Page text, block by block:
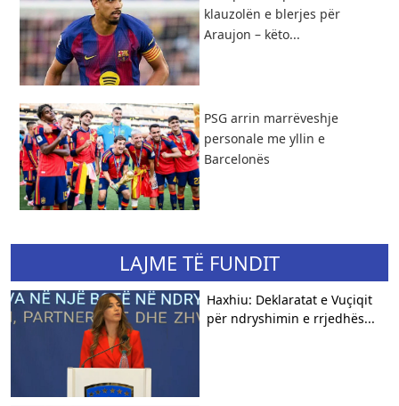
klauzolën e blerjes për
Araujon – këto...
PSG arrin marrëveshje
personale me yllin e
Barcelonës
LAJME TË FUNDIT
Haxhiu: Deklaratat e Vuçiqit
për ndryshimin e rrjedhës...